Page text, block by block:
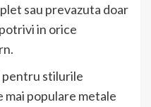
sau prevazuta doar
in orice
pentru stilurile
mai populare metale